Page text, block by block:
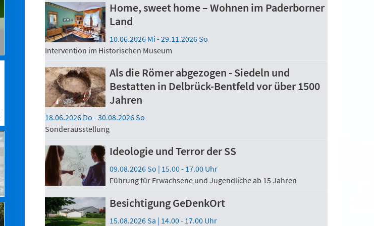
Home, sweet home – Wohnen im Paderborner
Land
10.06.2026 Mi - 29.11.2026 So
Intervention im Historischen Museum
Als die Römer abgezogen - Siedeln und
Bestatten in Delbrück-Bentfeld vor über 1500
Jahren
18.06.2026 Do - 30.08.2026 So
Sonderausstellung
Ideologie und Terror der SS
09.08.2026 So | 15.00- 17.00 Uhr
Führung für Erwachsene und Jugendliche ab 15 Jahren
Besichtigung GeDenkOrt
15.08.2026 Sa | 14.00- 17.00 Uhr